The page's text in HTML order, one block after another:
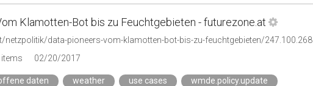
Klamotten-Bot bis zu Feuchtgebieten - futurezone.at
netzpolitik/data-pioneers-vom-klamotten-bot-bis-zu-feuchtgebieten/247.100.268
02/20/2017
daten weather use cases wmde.policy.update